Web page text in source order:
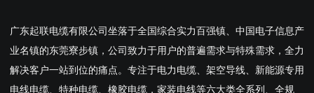
广东起联电缆有限公司坐落于全国综合实力百强镇、中国电子信息产
业名镇的东莞寮步镇，公司致力于用户的普遍需求与特殊需求，全力
解决客户一站到位的痛点。专注于电力电缆、架空导线、新能源专用
电线电缆、特种电缆、橡胶电缆，家装电线等六大类全系列、全规